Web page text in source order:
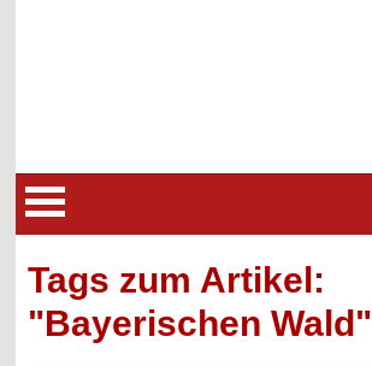
Tags zum Artikel:
"Bayerischen Wald"